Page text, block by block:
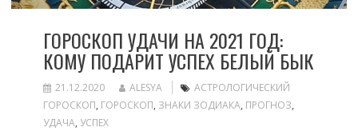
ГОРОСКОП УДАЧИ НА 2021 ГОД:
КОМУ ПОДАРИТ УСПЕХ БЕЛЫЙ БЫК
21.12.2020 ALESYA
АСТРОЛОГИЧЕСКИЙ
ГОРОСКОП, ГОРОСКОП, ЗНАКИ ЗОДИАКА, ПРОГНОЗ,
УДАЧА, УСПЕХ